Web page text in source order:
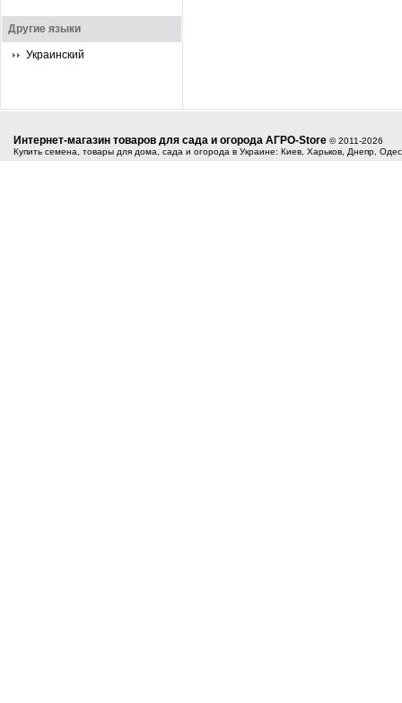
Другие языки
Украинский
Интернет-магазин товаров для сада и огорода АГРО-Store © 2011-2026
Купить семена, товары для дома, сада и огорода в Украине: Киев, Харьков, Днепр,